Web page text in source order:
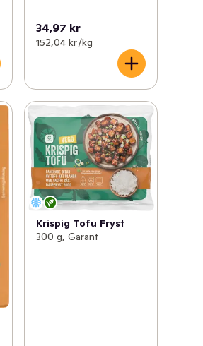
34,97 kr
152,04 kr /kg
Krispig Tofu Fryst
300 g, Garant